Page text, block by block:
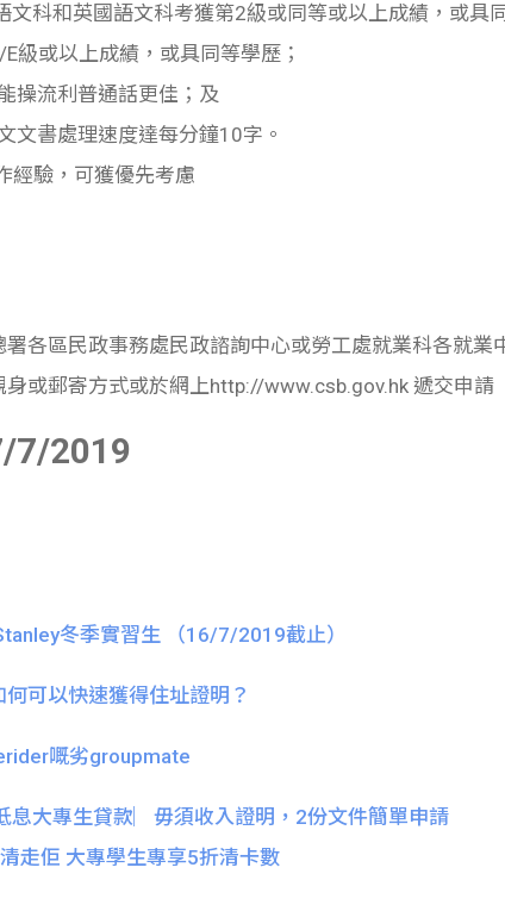
文科和英國語文科考獲第2級或同等或以上成績，或具
級或以上成績，或具同等學歷；
操流利普通話更佳；及
文書處理速度達每分鐘10字。
經驗，可獲優先考慮
各區民政事務處民政諮詢中心或勞工處就業科各就
或郵寄方式或於網上http://www.csb.gov.hk 遞交申請
7/2019
冬季實習生 （16/7/2019截止）
何可以快速獲得住址證明？
嘅劣groupmate
息大專生貸款︳毋須收入證明，2份文件簡單申請
走佢 大專學生專享5折清卡數